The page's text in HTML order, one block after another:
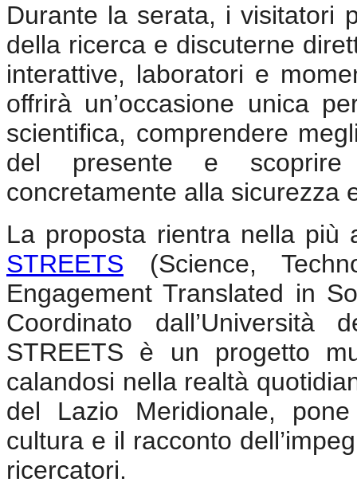
Durante la serata, i visitatori
della ricerca e discuterne
interattive, laboratori e
offrirà un’occasione unica
scientifica, comprendere
del presente e scoprire
concretamente alla sicurezza
La proposta rientra nella
STREETS (Science,
Engagement Translated in
Coordinato
STREETS è un progetto
calandosi nella realtà
del Lazio Meridionale,
cultura e il racconto
ricercatori.